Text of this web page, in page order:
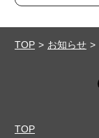
TOP お知らせ
TOP